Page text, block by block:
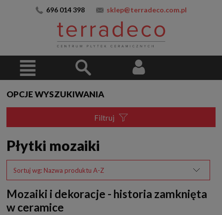
696 014 398 sklep@terradeco.com.pl
OPCJE WYSZUKIWANIA
Filtruj
Płytki mozaiki
Sortuj wg: Nazwa produktu A-Z
Mozaiki i dekoracje - historia zamknięta
w ceramice